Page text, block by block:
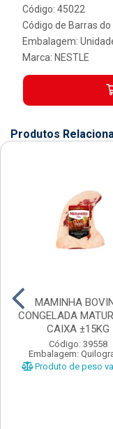
Código: 45022
Código de Barras
Embalagem:
Marca: NESTLE
Produtos
MAMINHA
CONGELADA
CAIXA ±15KG
Código: 39558
Embalagem:
Produto de peso